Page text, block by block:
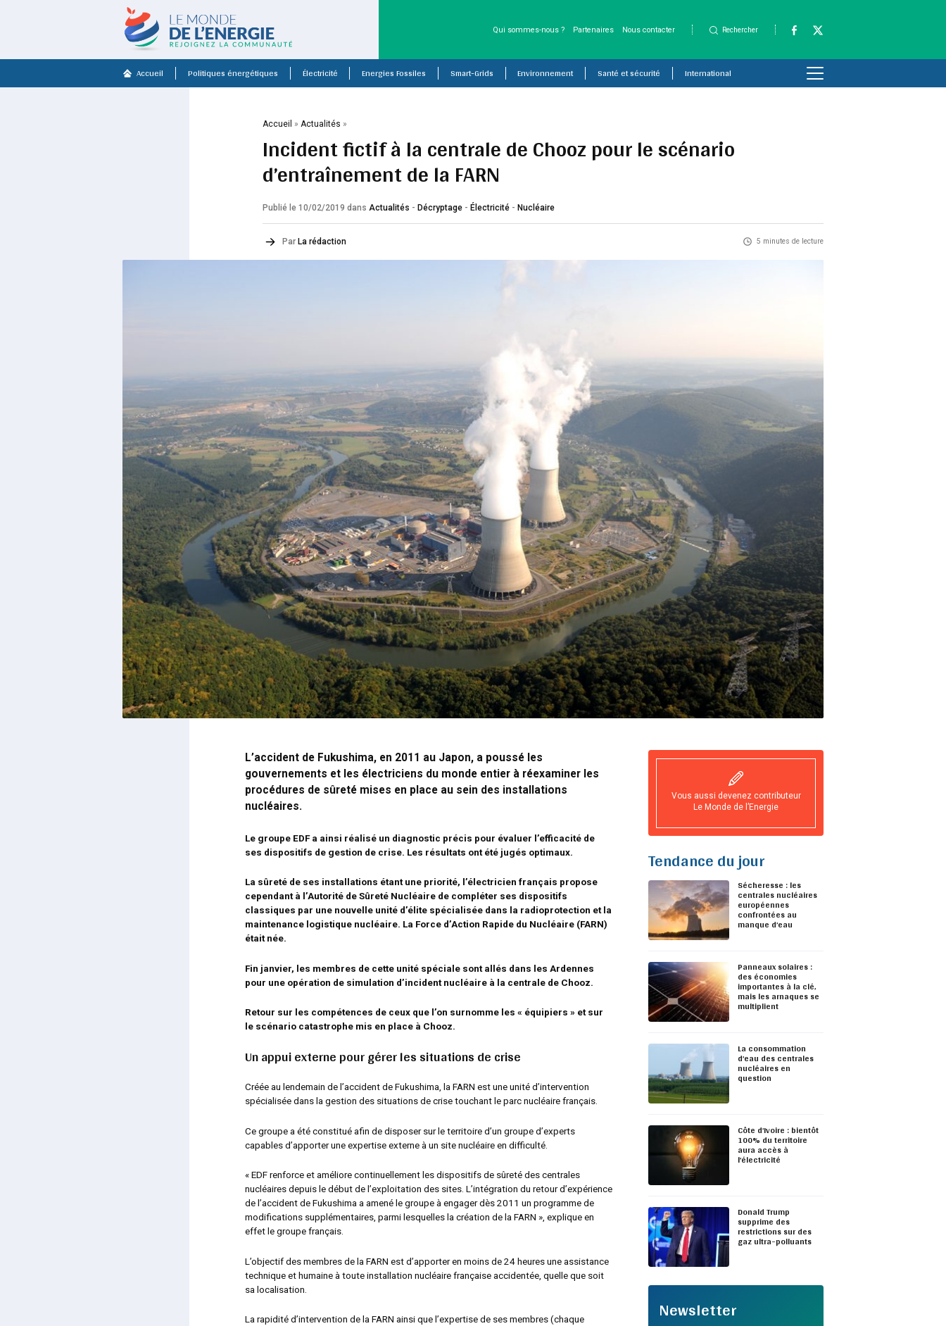
Qui sommes-nous ? Partenaires Nous contacter Rechercher
Accueil Politiques énergétiques Électricité Energies Fossiles Smart-Grids Environnement Santé et sécurité International
Accueil »Actualités »
Incident fictif à la centrale de Chooz pour le scénario
d’entraînement de la FARN
Publié le 10/02/2019dans Actualités -Décryptage -Électricité -Nucléaire
Par La rédaction 5 minutes de lecture
L’accident de Fukushima, en 2011 au Japon, a poussé les
gouvernements et les électriciens du monde entier à réexaminer les
procédures de sûreté mises en place au sein des installations
nucléaires.
Le groupe EDF a ainsi réalisé un diagnostic précis pour évaluer l’efficacité de
ses dispositifs de gestion de crise. Les résultats ont été jugés optimaux.
La sûreté de ses installations étant une priorité, l’électricien français propose
cependant à l’Autorité de Sûreté Nucléaire de compléter ses dispositifs
classiques par une nouvelle unité d’élite spécialisée dans la radioprotection et la
maintenance logistique nucléaire. La Force d’Action Rapide du Nucléaire (FARN)
était née.
Fin janvier, les membres de cette unité spéciale sont allés dans les Ardennes
pour une opération de simulation d’incident nucléaire à la centrale de Chooz.
Retour sur les compétences de ceux que l’on surnomme les « équipiers » et sur
le scénario catastrophe mis en place à Chooz.
Un appui externe pour gérer les situations de crise
Créée au lendemain de l’accident de Fukushima, la FARN est une unité d’intervention
spécialisée dans la gestion des situations de crise touchant le parc nucléaire français.
Ce groupe a été constitué afin de disposer sur le territoire d’un groupe d’experts
capables d’apporter une expertise externe à un site nucléaire en difficulté.
« EDF renforce et améliore continuellement les dispositifs de sûreté des centrales
nucléaires depuis le début de l’exploitation des sites. L’intégration du retour d’expérience
de l’accident de Fukushima a amené le groupe à engager dès 2011 un programme de
modifications supplémentaires, parmi lesquelles la création de la FARN », explique en
effet le groupe français.
L’objectif des membres de la FARN est d’apporter en moins de 24 heures une assistance
technique et humaine à toute installation nucléaire française accidentée, quelle que soit
sa localisation.
La rapidité d’intervention de la FARN ainsi que l’expertise de ses membres (chaque
Vous aussi devenez contributeur
Le Monde de l’Energie
Tendance du jour
Sécheresse : les
centrales nucléaires
européennes
confrontées au
manque d’eau
Panneaux solaires :
des économies
importantes à la clé,
mais les arnaques se
multiplient
La consommation
d’eau des centrales
nucléaires en
question
Côte d’Ivoire : bientôt
100% du territoire
aura accès à
l’électricité
Donald Trump
supprime des
restrictions sur des
gaz ultra-polluants
Newsletter